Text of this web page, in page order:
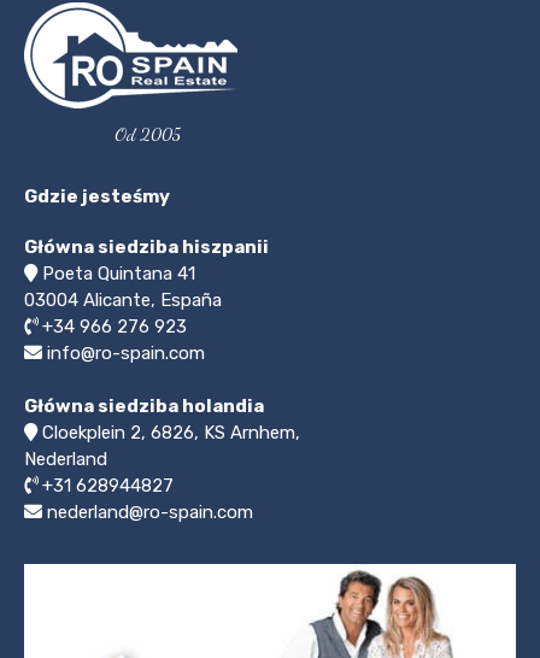
Od 2005
Gdzie jesteśmy
Główna siedziba hiszpanii
Poeta Quintana 41
03004 Alicante, España
+34 966 276 923
info@ro-spain.com
Główna siedziba holandia
Cloekplein 2, 6826, KS Arnhem,
Nederland
+31 628944827
nederland@ro-spain.com